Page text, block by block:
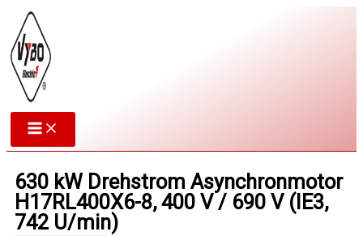
Zum
Inhalt
springen
630 kW Drehstrom Asynchronmotor
H17RL400X6-8, 400 V / 690 V (IE3,
742 U/min)